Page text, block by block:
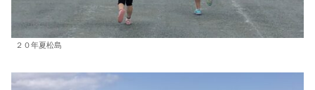
２０年夏松島